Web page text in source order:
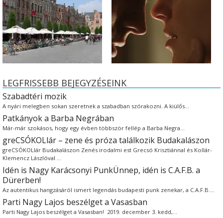
LEGFRISSEBB BEJEGYZÉSEINK
Szabadtéri mozik
A nyári melegben sokan szeretnek a szabadban szórakozni. A kiülős…
Patkányok a Barba Negrában
Már-már szokásos, hogy egy évben többször fellép a Barba Negra…
greCSÓKOLlár – zene és próza találkozik Budakalászon
greCSÓKOLlár Budakalászon Zenés irodalmi est Grecsó Krisztiánnal és Kollár-
Klemencz Lászlóval …
Idén is Nagy Karácsonyi PunkÜnnep, idén is C.A.F.B. a
Dürerben!
Az autentikus hangzásáról ismert legendás budapesti punk zenekar, a C.A.F.B.…
Parti Nagy Lajos beszélget a Vasasban
Parti Nagy Lajos beszélget a Vasasban! 2019. december 3. kedd,…